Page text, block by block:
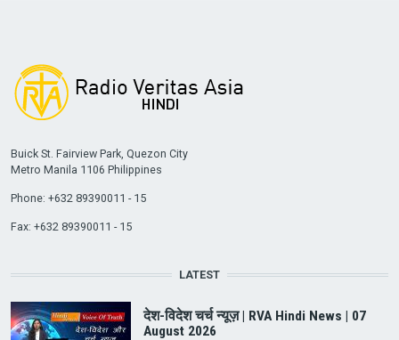
Buick St. Fairview Park, Quezon City
Metro Manila 1106 Philippines
Phone: +632 89390011 - 15
Fax: +632 89390011 - 15
LATEST
देश-विदेश चर्च न्यूज़ | RVA Hindi News | 07
August 2026